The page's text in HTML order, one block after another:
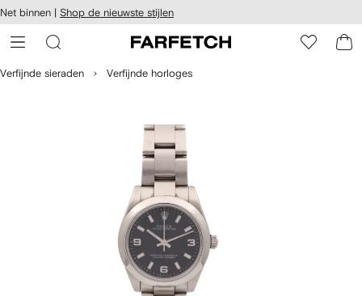
over en
naar de
Net binnen | Shop de nieuwste stijlen
Verfijnde sieraden Verfijnde horloges